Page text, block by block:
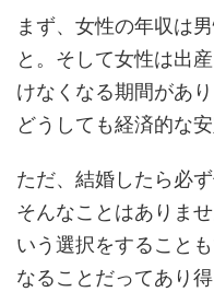
まず、女性の年収は
と。そして女性は出
けなくなる期間があ
どうしても経済的な
ただ、結婚したら必
そんなことはありま
いう選択をすること
なることだってあり得